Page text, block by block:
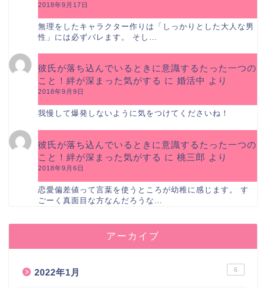
2018年9月17日
無理をしたキャラクター作りは「しっかりとした大人な男
性」には必ずバレます。 そし…
彼氏が落ち込んでいるときに意識するたった一つの
こと！絆が深まった気がする に婚活中 より
2018年9月9日
我慢して爆発しないように気をつけてくださいね！
彼氏が落ち込んでいるときに意識するたった一つの
こと！絆が深まった気がする に桃三郎 より
2018年9月6日
恋愛偏差値って言葉を使うところが幼稚に感じます。 す
ごーく真面目な方なんだろうな…
アーカイブ
2022年1月 6